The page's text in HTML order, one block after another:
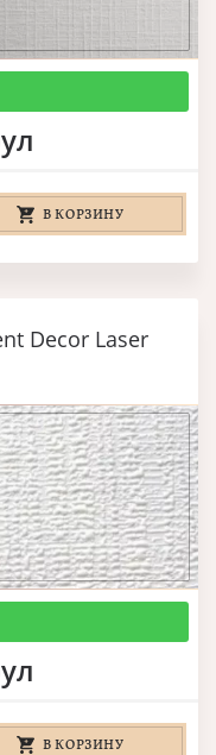
В КОРЗИНУ
Decor Laser
В КОРЗИНУ